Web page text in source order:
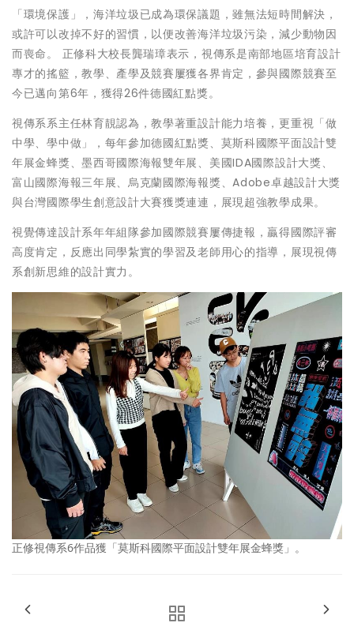
「環境保護」，海洋垃圾已成為環保議題，雖無法短時間解決，
或許可以改掉不好的習慣，以便改善海洋垃圾污染，減少動物因
而喪命。 正修科大校長龔瑞璋表示，視傳系是南部地區培育設計
專才的搖籃，教學、產學及競賽屢獲各界肯定，參與國際競賽至
今已邁向第6年，獲得26件德國紅點獎。
視傳系系主任林育靚認為，教學著重設計能力培養，更重視「做
中學、學中做」，每年參加德國紅點獎、莫斯科國際平面設計雙
年展金蜂獎、墨西哥國際海報雙年展、美國IDA國際設計大獎、
富山國際海報三年展、烏克蘭國際海報獎、Adobe卓越設計大獎
與台灣國際學生創意設計大賽獲獎連連，展現超強教學成果。
視覺傳達設計系年年組隊參加國際競賽屢傳捷報，贏得國際評審
高度肯定，反應出同學紮實的學習及老師用心的指導，展現視傳
系創新思維的設計實力。
正修視傳系6作品獲「莫斯科國際平面設計雙年展金蜂獎」。